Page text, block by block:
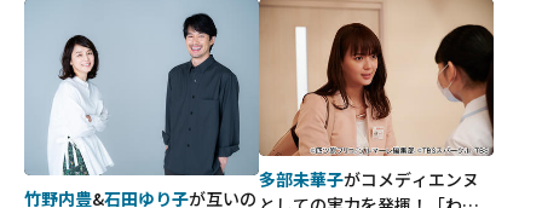
竹野内豊&石田ゆり子が互いの
多部未華子がコメディエンヌ